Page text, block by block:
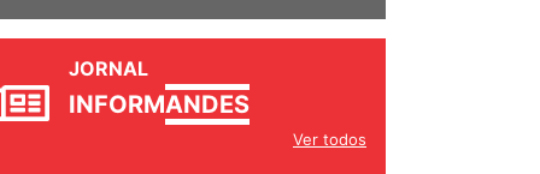
JORNAL
INFORMANDES
Ver todos